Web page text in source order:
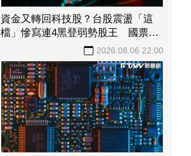
資金又轉回科技股？台股震盪「這
檔」慘寫連4黑登弱勢股王 國票
金、潤泰新也淪大盤刀下魂2026.08.06 22:00